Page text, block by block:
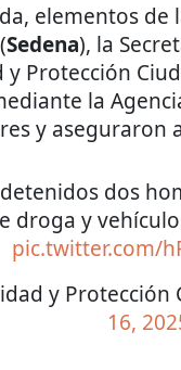
elementos de
Sedena), la
Protección
la
y aseguraron
dos
droga y
pic.twitter.com/
y Protección
16,